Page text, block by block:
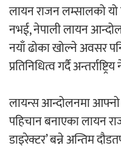
लायन राजन लम्सालको
नभई, नेपाली लायन
नयाँ ढोका खोल्ने अवसर
प्रतिनिधित्व गर्दै
लायन्स आन्दोलनमा आफ्नो
पहिचान बनाएका लायन
डाइरेक्टर’ बन्ने अन्तिम